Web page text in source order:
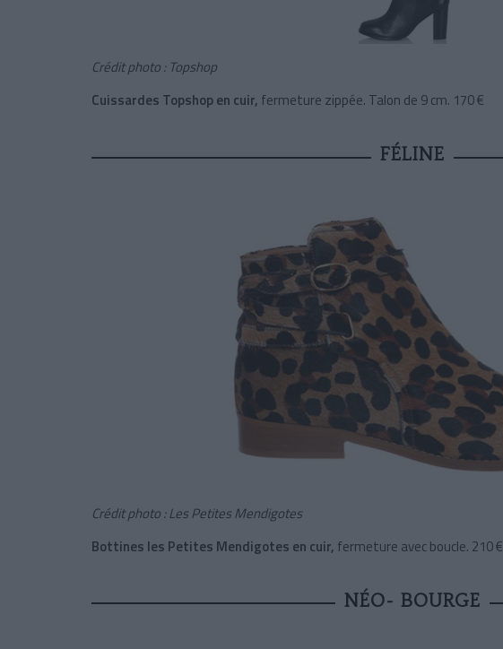
Crédit photo : Topshop
Cuissardes Topshop en cuir, fermeture zippée. Talon de 9 cm. 170 €
FÉLINE
Crédit photo : Les Petites Mendigotes
Bottines les Petites Mendigotes en cuir, fermeture avec boucle. 210 €
NÉO- BOURGE